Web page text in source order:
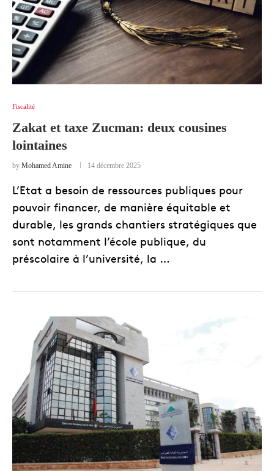
Fiscalité
Zakat et taxe Zucman: deux cousines
lointaines
by Mohamed Amine 14 décembre 2025
L’Etat a besoin de ressources publiques pour
pouvoir financer, de manière équitable et
durable, les grands chantiers stratégiques que
sont notamment l’école publique, du
préscolaire à l’université, la …